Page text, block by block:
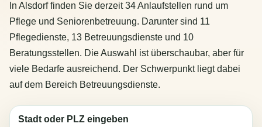
In Alsdorf finden Sie derzeit 34 Anlaufstellen rund um
Pflege und Seniorenbetreuung. Darunter sind 11
Pflegedienste, 13 Betreuungsdienste und 10
Beratungsstellen. Die Auswahl ist überschaubar, aber für
viele Bedarfe ausreichend. Der Schwerpunkt liegt dabei
auf dem Bereich Betreuungsdienste.
Stadt oder PLZ eingeben